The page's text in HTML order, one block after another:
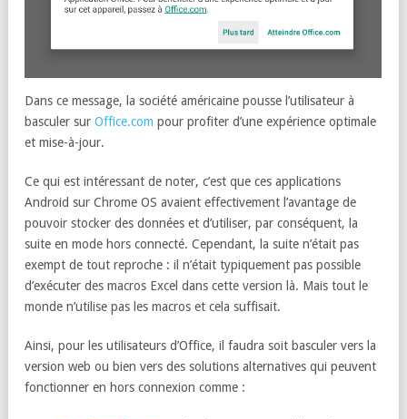
Dans ce message, la société américaine pousse l’utilisateur à
basculer sur Office.com pour profiter d’une expérience optimale
et mise-à-jour.
Ce qui est intéressant de noter, c’est que ces applications
Android sur Chrome OS avaient effectivement l’avantage de
pouvoir stocker des données et d’utiliser, par conséquent, la
suite en mode hors connecté. Cependant, la suite n’était pas
exempt de tout reproche : il n’était typiquement pas possible
d’exécuter des macros Excel dans cette version là. Mais tout le
monde n’utilise pas les macros et cela suffisait.
Ainsi, pour les utilisateurs d’Office, il faudra soit basculer vers la
version web ou bien vers des solutions alternatives qui peuvent
fonctionner en hors connexion comme :